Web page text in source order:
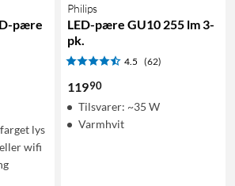
pære
lys
wifi
Philips
LED-pære GU10 255 lm 3-
pk.
4.5 (62)
11990
Tilsvarer: ~35 W
Varmhvit